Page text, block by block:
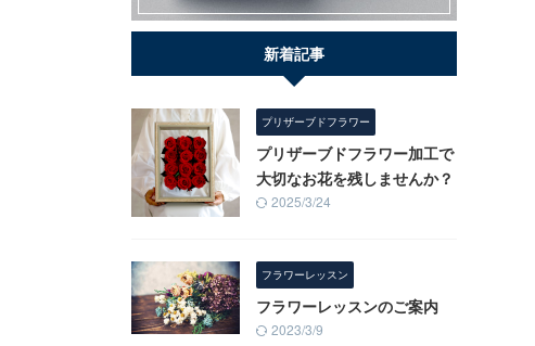
新着記事
プリザーブドフラワー
プリザーブドフラワー加工で
大切なお花を残しませんか？
2025/3/24
フラワーレッスン
フラワーレッスンのご案内
2023/3/9